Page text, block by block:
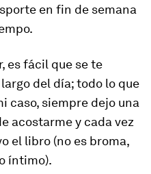
en fin de semana
es fácil que se te
del día; todo lo que
caso, siempre dejo una
acostarme y cada vez
el libro (no es broma,
íntimo).